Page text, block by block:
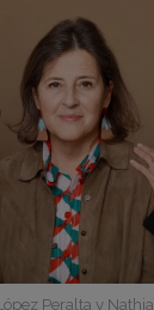
Peralta y